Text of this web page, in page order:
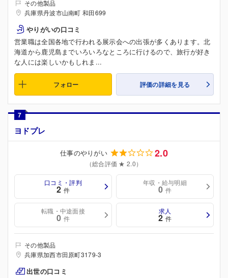
その他製品
兵庫県丹波市山南町 和田699
やりがいの口コミ
営業職は全国各地で行われる展示会への出張が多くあります。北
海道から鹿児島までいろいろなところに行けるので、旅行が好き
な人には楽しいかもしれま...
フォロー 評価の詳細を見る
7
ヨドプレ
仕事のやりがい 2.0
（総合評価 ★ 2.0）
口コミ・評判
2 件
年収・給与明細
0 件
転職・中途面接
0 件
求人
2 件
その他製品
兵庫県加西市田原町3179-3
出世の口コミ